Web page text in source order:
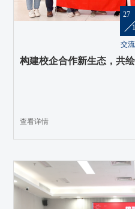
27
交
构建校企合作新生态，共
查看详情